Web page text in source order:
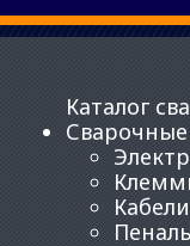
Каталог
Кабели